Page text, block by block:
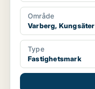
Område
Varberg, Kungsäter
Type
Fastighetsmark